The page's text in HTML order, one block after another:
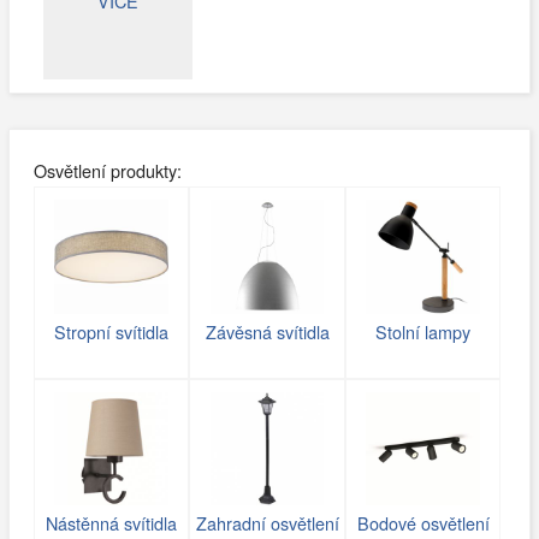
Osvětlení produkty:
Stropní svítidla Závěsná svítidla Stolní lampy
Nástěnná svítidla Zahradní osvětlení Bodové osvětlení